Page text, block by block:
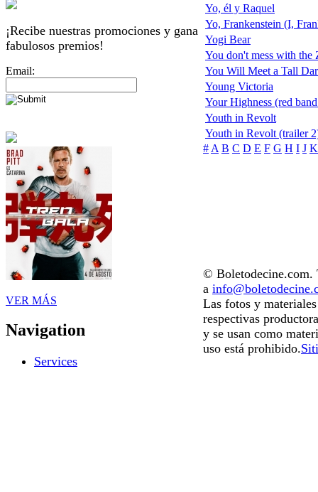
¡Recibe nuestras promociones y gana
fabulosos premios!
Email:
VER MÁS
Navigation
Services
Yo, él y Raquel
Yo, Frankenstein (I,
Yogi Bear
You don't mess with the
You Will Meet a Tall
Young Victoria
Your Highness (red
Youth in Revolt
Youth in Revolt (trailer
# A B C D E F G H I J K
© Boletodecine.com.
a
Las fotos y
respectivas
y se usan como
uso está prohibido.